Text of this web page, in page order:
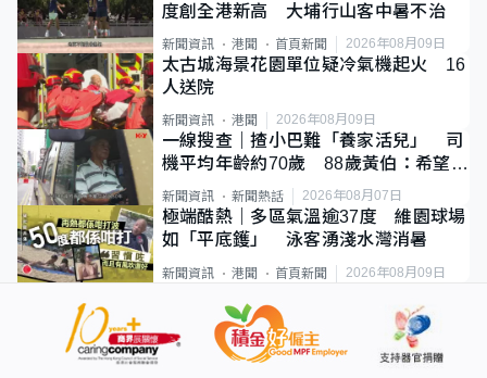
度創全港新高 大埔行山客中暑不治
新聞資訊 港聞 首頁新聞 2026年08月09日
太古城海景花園單位疑冷氣機起火 16
人送院
新聞資訊 港聞 2026年08月09日
一線搜查｜揸小巴難「養家活兒」 司
機平均年齡約70歲 88歲黃伯：希望一
直揸落去
新聞資訊 新聞熱話 2026年08月07日
極端酷熱｜多區氣溫逾37度 維園球場
如「平底鑊」 泳客湧淺水灣消暑
新聞資訊 港聞 首頁新聞 2026年08月09日